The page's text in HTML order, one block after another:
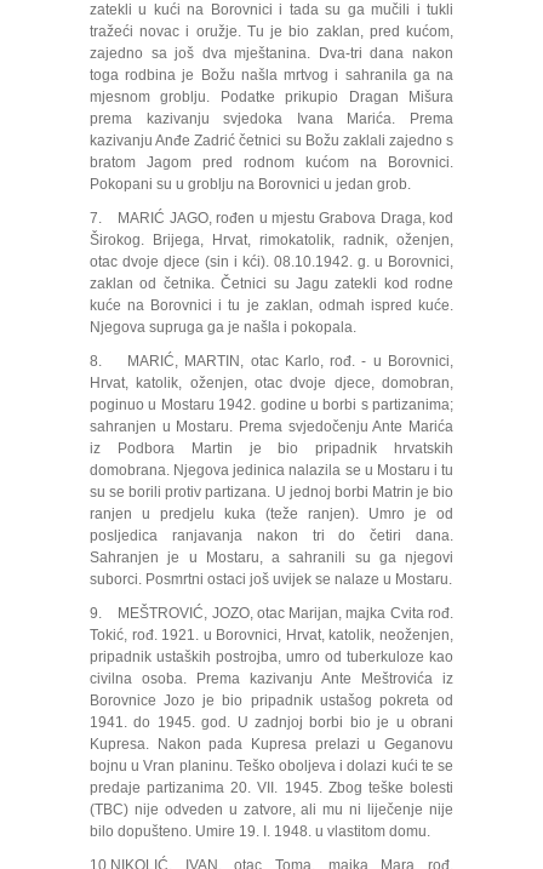
zatekli u kući na Borovnici i tada su ga mučili i tukli
tražeći novac i oružje. Tu je bio zaklan, pred kućom,
zajedno sa još dva mještanina. Dva-tri dana nakon
toga rodbina je Božu našla mrtvog i sahranila ga na
mjesnom groblju. Podatke prikupio Dragan Mišura
prema kazivanju svjedoka Ivana Marića. Prema
kazivanju Anđe Zadrić četnici su Božu zaklali zajedno s
bratom Jagom pred rodnom kućom na Borovnici.
Pokopani su u groblju na Borovnici u jedan grob.
7. MARIĆ JAGO, rođen u mjestu Grabova Draga, kod
Širokog. Brijega, Hrvat, rimokatolik, radnik, oženjen,
otac dvoje djece (sin i kći). 08.10.1942. g. u Borovnici,
zaklan od četnika. Četnici su Jagu zatekli kod rodne
kuće na Borovnici i tu je zaklan, odmah ispred kuće.
Njegova supruga ga je našla i pokopala.
8. MARIĆ, MARTIN, otac Karlo, rođ. - u Borovnici,
Hrvat, katolik, oženjen, otac dvoje djece, domobran,
poginuo u Mostaru 1942. godine u borbi s partizanima;
sahranjen u Mostaru. Prema svjedočenju Ante Marića
iz Podbora Martin je bio pripadnik hrvatskih
domobrana. Njegova jedinica nalazila se u Mostaru i tu
su se borili protiv partizana. U jednoj borbi Matrin je bio
ranjen u predjelu kuka (teže ranjen). Umro je od
posljedica ranjavanja nakon tri do četiri dana.
Sahranjen je u Mostaru, a sahranili su ga njegovi
suborci. Posmrtni ostaci još uvijek se nalaze u Mostaru.
9. MEŠTROVIĆ, JOZO, otac Marijan, majka Cvita rođ.
Tokić, rođ. 1921. u Borovnici, Hrvat, katolik, neoženjen,
pripadnik ustaških postrojba, umro od tuberkuloze kao
civilna osoba. Prema kazivanju Ante Meštrovića iz
Borovnice Jozo je bio pripadnik ustašog pokreta od
1941. do 1945. god. U zadnjoj borbi bio je u obrani
Kupresa. Nakon pada Kupresa prelazi u Geganovu
bojnu u Vran planinu. Teško oboljeva i dolazi kući te se
predaje partizanima 20. VII. 1945. Zbog teške bolesti
(TBC) nije odveden u zatvore, ali mu ni liječenje nije
bilo dopušteno. Umire 19. I. 1948. u vlastitom domu.
10.NIKOLIĆ, IVAN, otac Toma, majka Mara rođ.